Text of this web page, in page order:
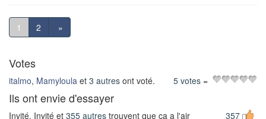
1 2 »
Votes
italmo, Mamyloula et 3 autres ont voté. =
5 votes
Ils ont envie d'essayer
357
Invité, Invité et 355 autres trouvent que ça a l'air